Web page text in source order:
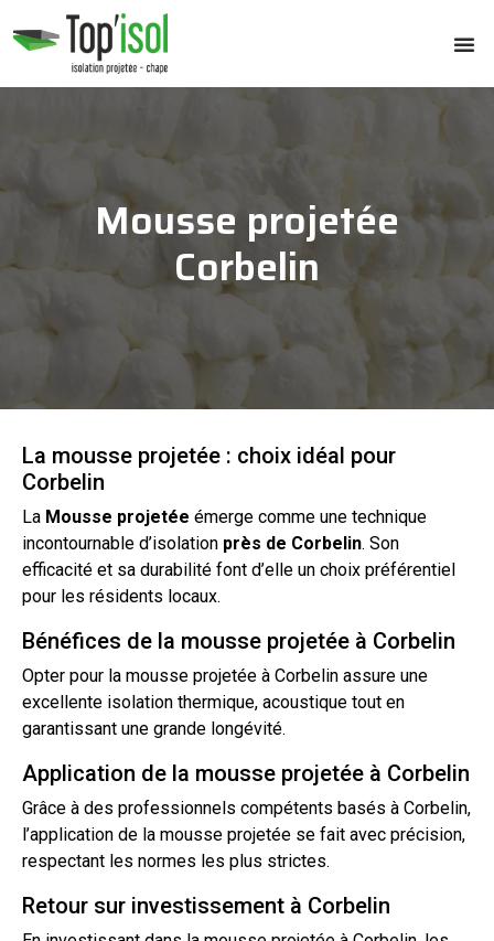
Mousse projetée
Corbelin
La mousse projetée : choix idéal pour
Corbelin
La Mousse projetée émerge comme une technique
incontournable d’isolation près de Corbelin. Son
efficacité et sa durabilité font d’elle un choix préférentiel
pour les résidents locaux.
Bénéfices de la mousse projetée à Corbelin
Opter pour la mousse projetée à Corbelin assure une
excellente isolation thermique, acoustique tout en
garantissant une grande longévité.
Application de la mousse projetée à Corbelin
Grâce à des professionnels compétents basés à Corbelin,
l’application de la mousse projetée se fait avec précision,
respectant les normes les plus strictes.
Retour sur investissement à Corbelin